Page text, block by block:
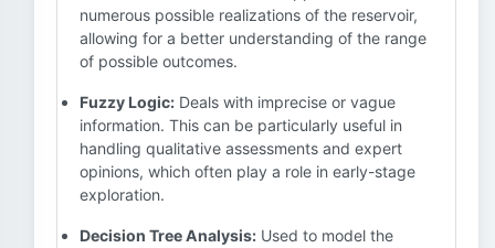
numerous possible realizations of the reservoir,
allowing for a better understanding of the range
of possible outcomes.
Fuzzy Logic: Deals with imprecise or vague
information. This can be particularly useful in
handling qualitative assessments and expert
opinions, which often play a role in early-stage
exploration.
Decision Tree Analysis: Used to model the